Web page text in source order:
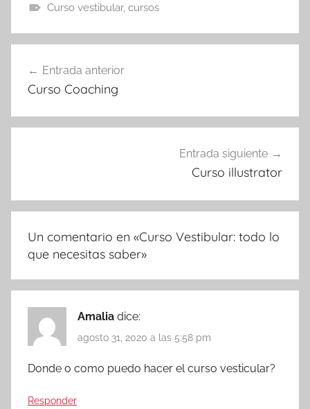
Curso vestibular, cursos
de
Entrada anterior
Curso Coaching
Entrada siguiente
Curso illustrator
Un comentario en «Curso Vestibular: todo lo
que necesitas saber»
Amalia dice:
agosto 31, 2020 a las 5:58 pm
Donde o como puedo hacer el curso vesticular?
Responder